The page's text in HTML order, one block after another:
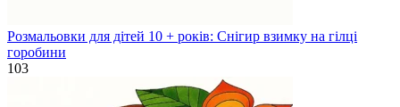
Розмальовки для дітей 10 + років: Снігир взимку на гілці
горобини
103